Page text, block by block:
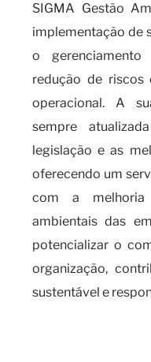
SIGMA Gestão
implementação de
o
redução de riscos
operacional. A
sempre
legislação e as
oferecendo um
com a melhoria
ambientais das
potencializar o
organização,
sustentável e